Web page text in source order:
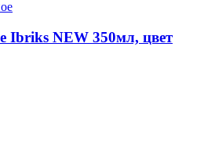
Ibriks NEW 350мл, цвет